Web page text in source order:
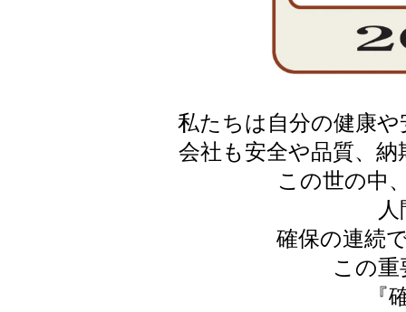
私たちは自分の健康
会社も安全や品質、
この世の中
確保の連続
この
『